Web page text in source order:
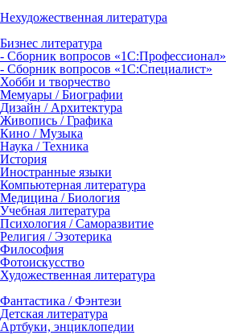
Нехудожественная литература
Бизнес литература
- Сборник вопросов «1С:Профессионал»
- Сборник вопросов «1С:Специалист»
Хобби и творчество
Мемуары / Биографии
Дизайн / Архитектура
Живопись / Графика
Кино / Музыка
Наука / Техника
История
Иностранные языки
Компьютерная литература
Медицина / Биология
Учебная литература
Психология / Саморазвитие
Религия / Эзотерика
Философия
Фотоискусство
Художественная литература
Фантастика / Фэнтези
Детская литература
Артбуки, энциклопедии